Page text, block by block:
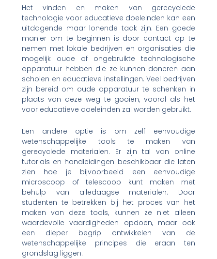
Het vinden en maken van gerecyclede
technologie voor educatieve doeleinden kan een
uitdagende maar lonende taak zijn. Een goede
manier om te beginnen is door contact op te
nemen met lokale bedrijven en organisaties die
mogelijk oude of ongebruikte technologische
apparatuur hebben die ze kunnen doneren aan
scholen en educatieve instellingen. Veel bedrijven
zijn bereid om oude apparatuur te schenken in
plaats van deze weg te gooien, vooral als het
voor educatieve doeleinden zal worden gebruikt.
Een andere optie is om zelf eenvoudige
wetenschappelijke tools te maken van
gerecyclede materialen. Er zijn tal van online
tutorials en handleidingen beschikbaar die laten
zien hoe je bijvoorbeeld een eenvoudige
microscoop of telescoop kunt maken met
behulp van alledaagse materialen. Door
studenten te betrekken bij het proces van het
maken van deze tools, kunnen ze niet alleen
waardevolle vaardigheden opdoen, maar ook
een dieper begrip ontwikkelen van de
wetenschappelijke principes die eraan ten
grondslag liggen.